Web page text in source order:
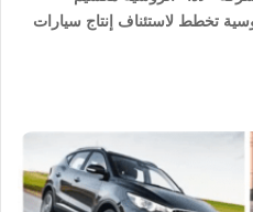
تخطط لاستئناف إنتاج سيارات